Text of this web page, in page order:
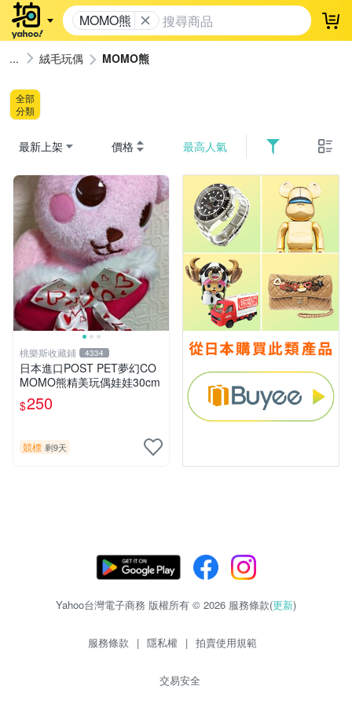
MOMO熊 登
絨毛玩偶 MOMO熊
全部
分類
最新上架 價格 最高人氣
桃樂斯收藏鋪 4334
日本進口POST PET夢幻CO
MOMO熊精美玩偶娃娃30cm
$250
競標 剩9天
Yahoo台灣電子商務 版權所有 © 2026 服務條款(更新)
服務條款 | 隱私權 | 拍賣使用規範
交易安全